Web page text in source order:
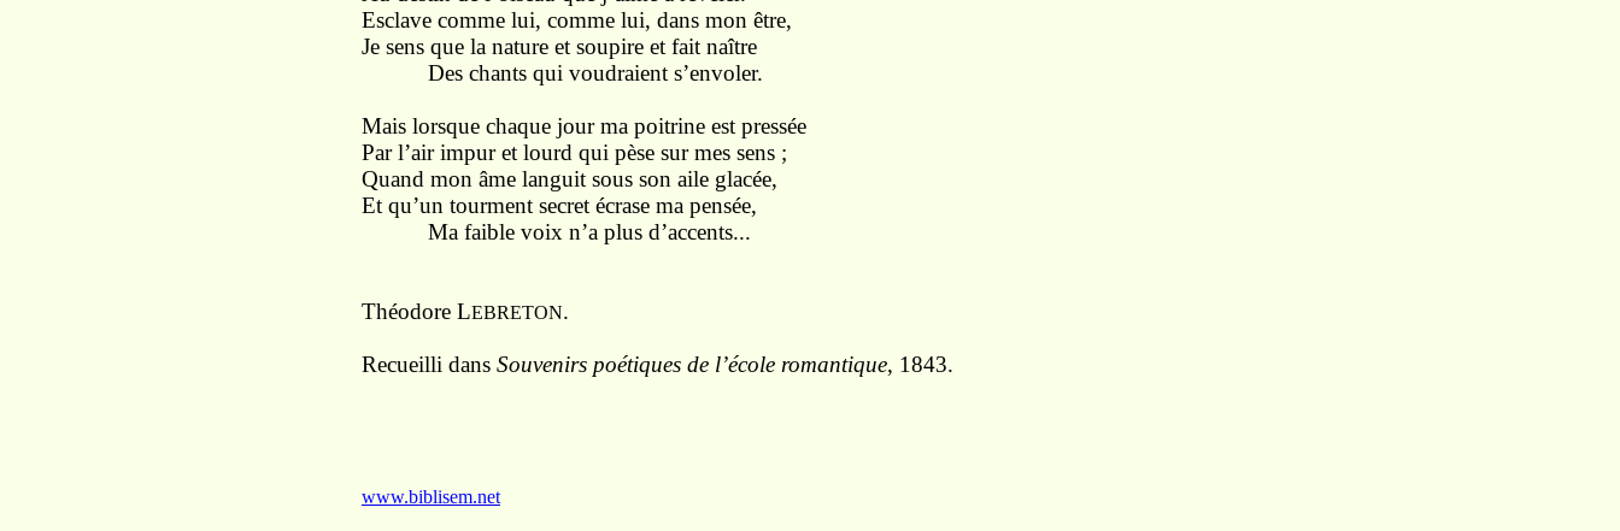
Esclave comme lui, comme lui, dans mon être,
Je sens que la nature et soupire et fait naître
Des chants qui voudraient s’envoler.
Mais lorsque chaque jour ma poitrine est pressée
Par l’air impur et lourd qui pèse surmes sens ;
Quand mon âme languit sous son aile glacée,
Et qu’un tourment secret écrase ma pensée,
Ma faible voix n’a plus d’accents...
Théodore LEBRETON.
Recueilli dans Souvenirs poétiques de l’école romantique, 1843.
www.biblisem.net